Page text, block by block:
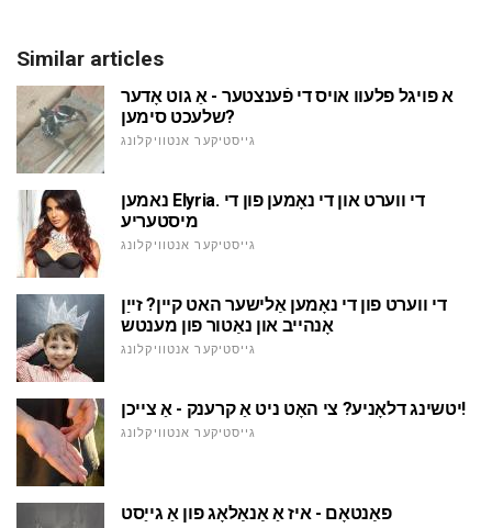
Similar articles
א פויגל פלעוו אויס די פֿענצטער - אַ גוט אָדער
שלעכט סימען?
גייסטיקער אנטוויקלונג
נאמען Elyria. די ווערט און די נאָמען פון די
מיסטעריע
גייסטיקער אנטוויקלונג
די ווערט פון די נאָמען אַלישער האט קיין? זייַן
אָנהייב און נאַטור פון מענטש
גייסטיקער אנטוויקלונג
יטשינג דלאָניע? צי האָט ניט אַ קרענק - אַ צייכן!
גייסטיקער אנטוויקלונג
פאַנטאָם - איז אַ אַנאַלאָג פון אַ גייַסט